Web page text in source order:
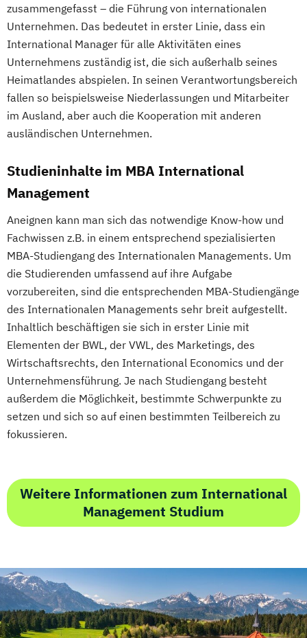
zusammengefasst – die Führung von internationalen
Unternehmen. Das bedeutet in erster Linie, dass ein
International Manager für alle Aktivitäten eines
Unternehmens zuständig ist, die sich außerhalb seines
Heimatlandes abspielen. In seinen Verantwortungsbereich
fallen so beispielsweise Niederlassungen und Mitarbeiter
im Ausland, aber auch die Kooperation mit anderen
ausländischen Unternehmen.
Studieninhalte im MBA International
Management
Aneignen kann man sich das notwendige Know-how und
Fachwissen z.B. in einem entsprechend spezialisierten
MBA-Studiengang des Internationalen Managements. Um
die Studierenden umfassend auf ihre Aufgabe
vorzubereiten, sind die entsprechenden MBA-Studiengänge
des Internationalen Managements sehr breit aufgestellt.
Inhaltlich beschäftigen sie sich in erster Linie mit
Elementen der BWL, der VWL, des Marketings, des
Wirtschaftsrechts, den International Economics und der
Unternehmensführung. Je nach Studiengang besteht
außerdem die Möglichkeit, bestimmte Schwerpunkte zu
setzen und sich so auf einen bestimmten Teilbereich zu
fokussieren.
Weitere Informationen zum International
Management Studium